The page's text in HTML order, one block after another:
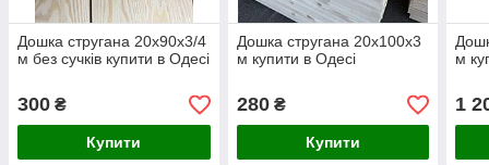
Дошка стругана 20х90х3/4
м без сучків купити в Одесі
300 ₴
Купити
Дошка стругана 20х100х3
м купити в Одесі
280₴
Купити
м
1